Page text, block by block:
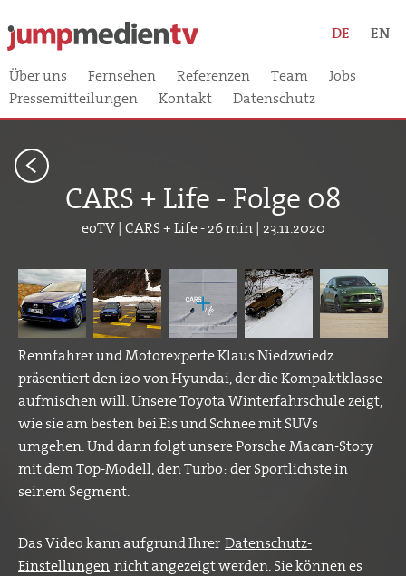
Über uns Fernsehen Referenzen Team
Jobs
Pressemitteilungen
Kontakt Datenschutz
DE EN
<
CARS + Life - Folge 08
eoTV | CARS + Life - 26 min | 23.11.2020
Rennfahrer und Motorexperte Klaus Niedzwiedz
präsentiert den i20 von Hyundai, der die Kompaktklasse
aufmischen will. Unsere Toyota Winterfahrschule zeigt,
wie sie am besten bei Eis und Schnee mit SUVs
umgehen. Und dann folgt unsere Porsche Macan-Story
mit dem Top-Modell, den Turbo: der Sportlichste in
seinem Segment.
Das Video kann aufgrund Ihrer Datenschutz-
Einstellungen nicht angezeigt werden. Sie können es